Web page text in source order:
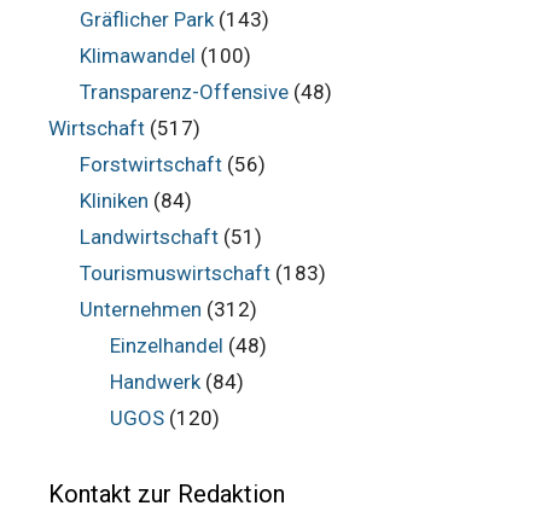
Gräflicher Park(143)
Klimawandel (100)
Transparenz-Offensive(48)
Wirtschaft (517)
Forstwirtschaft(56)
Kliniken (84)
Landwirtschaft(51)
Tourismuswirtschaft(183)
Unternehmen (312)
Einzelhandel (48)
Handwerk(84)
UGOS (120)
Kontakt zur Redaktion